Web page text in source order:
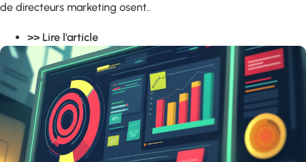
de directeurs marketing osent..
>> Lire l'article